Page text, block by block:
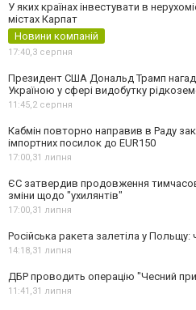
У яких країнах інвестувати в
містах Карпат
Новини компаній
17:40,3 серпня
Президент США Дональд Трамп
Україною у сфері видобутку
11:45,2 серпня
Кабмін повторно направив в Раду
імпортних посилок до EUR150
17:00,31 липня
ЄС затвердив продовження
зміни щодо "ухилянтів"
17:00,31 липня
Російська ракета залетіла у Польщу:
14:18,31 липня
ДБР проводить операцію "Чесний
11:41,31 липня